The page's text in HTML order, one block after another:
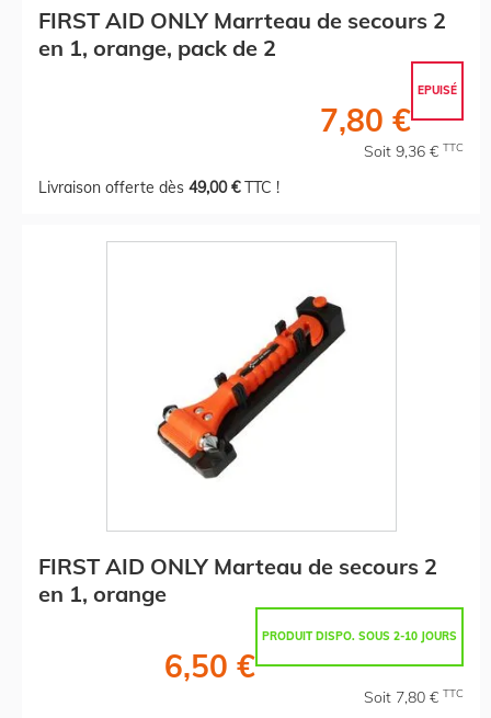
FIRST AID ONLY Marrteau de secours 2
en 1, orange, pack de 2
EPUISÉ
7,80 €
Soit 9,36 € TTC
Livraison offerte dès 49,00 €TTC !
FIRST AID ONLY Marteau de secours 2
en 1, orange
PRODUIT DISPO. SOUS 2-10 JOURS
6,50 €
Soit 7,80 € TTC